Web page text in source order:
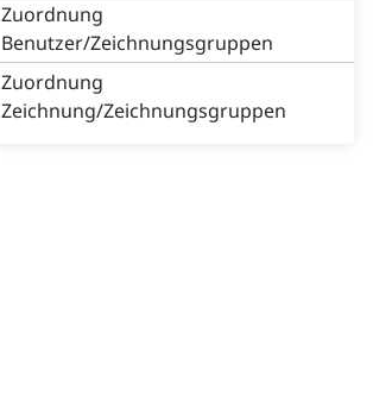
Zuordnung
Benutzer/Zeichnungsgruppen
Zuordnung
Zeichnung/Zeichnungsgruppen